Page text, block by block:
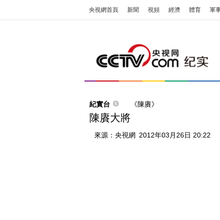
央視網首頁 新聞 視頻 經濟 體育 軍
紀實台 《陳賡》
陳賡大將
來源： 央視網 2012年03月26日 20:22